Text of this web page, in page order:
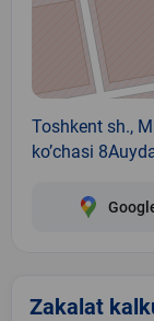
Toshkent sh.,
ko’chasi
Zakalat